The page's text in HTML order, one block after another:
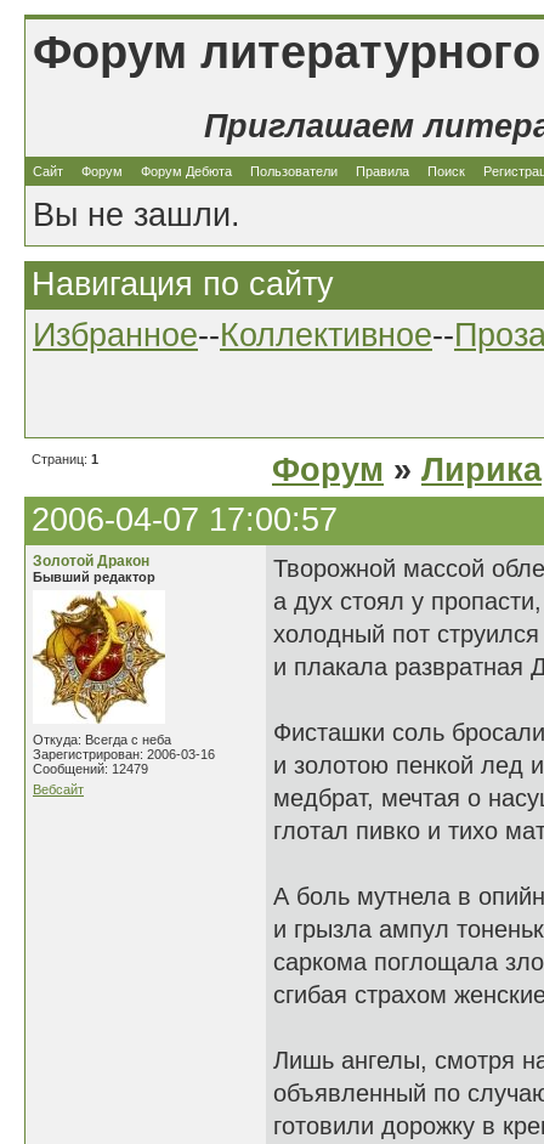
Форум
Приглашаем
Сайт Форум Форум Дебюта Пользователи Правила Поиск
Вы не зашли.
Навигация по сайту
Избранное--Коллективное--
Страниц: 1 Форум » Лирика
2006-04-07 17:00:57
Золотой Дракон
Бывший редактор
Откуда: Всегда с неба
Зарегистрирован: 2006-03-16
Сообщений: 12479
Вебсайт
Творожной массой
а дух стоял у
холодный пот
и плакала развратная
Фисташки соль
и золотою пенкой лед
медбрат, мечтая о
глотал пивко и тихо
А боль мутнела в
и грызла ампул
саркома поглощала
сгибая страхом
Лишь ангелы, смотря
объявленный по
готовили дорожку в